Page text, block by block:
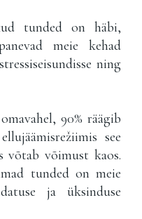
tunded on häbi,
meie kehad
ning
90% räägib
see
võtab võimust kaos.
tunded on meie
ja üksinduse